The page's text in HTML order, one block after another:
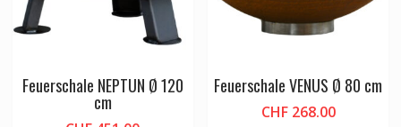
Feuerschale NEPTUN Ø 120
cm
Feuerschale VENUS Ø 80 cm
CHF268.00